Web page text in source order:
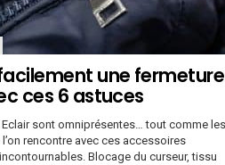
une fermeture
ces 6 astuces
sont omniprésentes… tout comme les
rencontre avec ces accessoires
Blocage du curseur, tissu